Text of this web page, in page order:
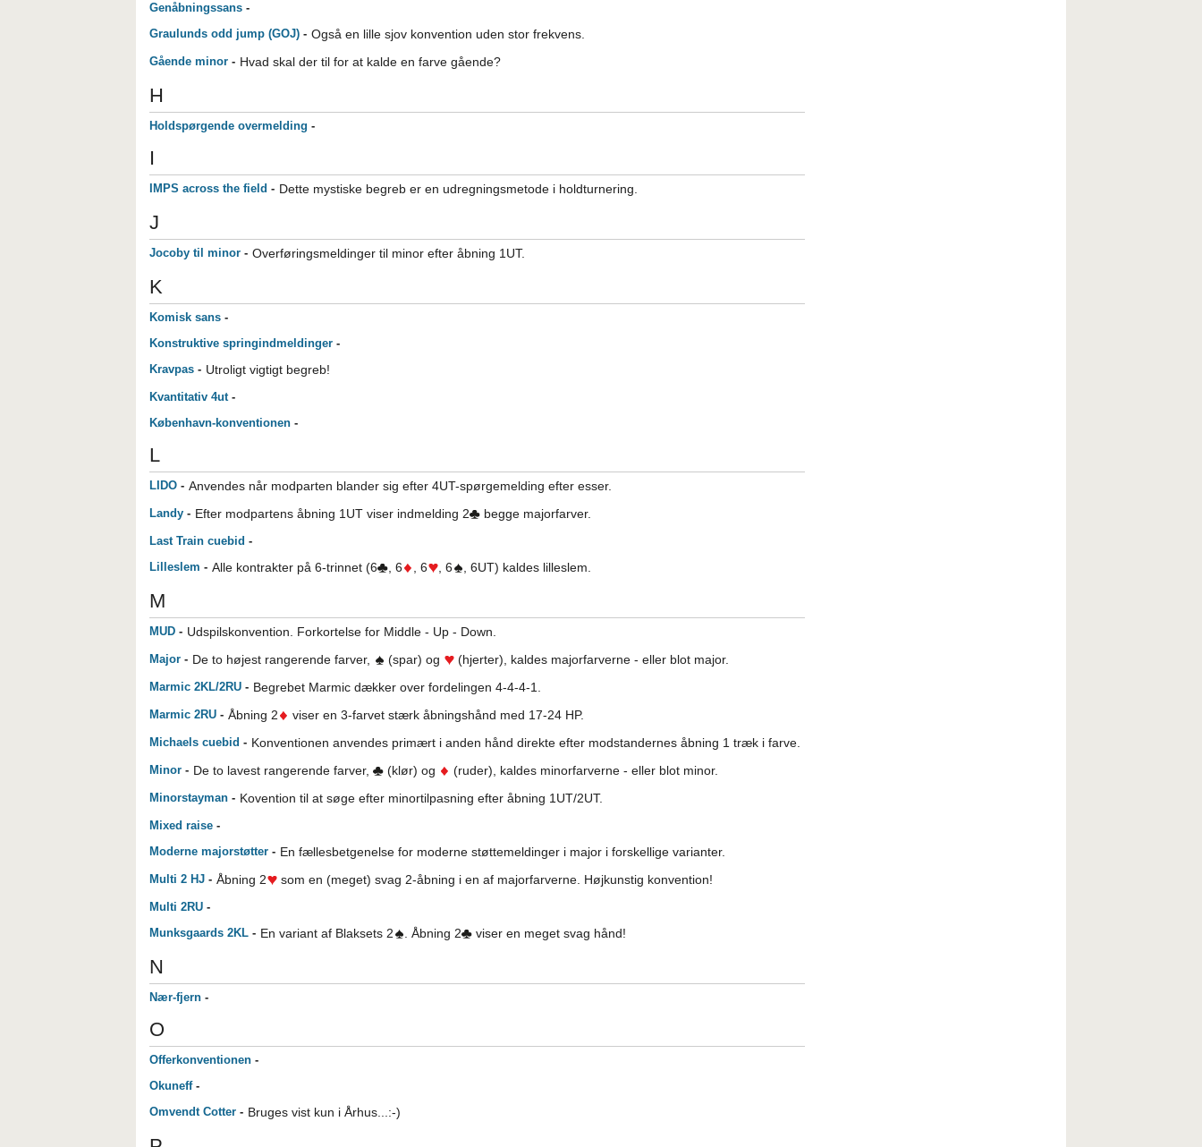
Genåbningssans -
Graulunds odd jump (GOJ) - Også en lille sjov konvention uden stor frekvens.
Gående minor - Hvad skal der til for at kalde en farve gående?
H
Holdspørgende overmelding -
I
IMPS across the field - Dette mystiske begreb er en udregningsmetode i holdturnering.
J
Jocoby til minor - Overføringsmeldinger til minor efter åbning 1UT.
K
Komisk sans -
Konstruktive springindmeldinger -
Kravpas - Utroligt vigtigt begreb!
Kvantitativ 4ut-
København-konventionen -
L
LIDO - Anvendes når modparten blander sig efter 4UT-spørgemelding efter esser.
Landy - Efter modpartens åbning 1UT viser indmelding 2 begge majorfarver.
Last Train cuebid -
Lilleslem - Alle kontrakter på 6-trinnet (6 , 6 , 6 , 6 , 6UT) kaldes lilleslem.
M
MUD - Udspilskonvention. Forkortelse for Middle - Up - Down.
Major - De to højest rangerende farver, (spar) og (hjerter), kaldes majorfarverne - eller blot major.
Marmic 2KL/2RU - Begrebet Marmic dækker over fordelingen 4-4-4-1.
Marmic 2RU - Åbning 2 viser en 3-farvet stærk åbningshånd med 17-24 HP.
Michaels cuebid - Konventionen anvendes primært i anden hånd direkte efter modstandernes åbning 1 træk i farve.
Minor - De to lavest rangerende farver, (klør) og (ruder), kaldes minorfarverne - eller blot minor.
Minorstayman - Kovention til at søge efter minortilpasning efter åbning 1UT/2UT.
Mixed raise -
Moderne majorstøtter - En fællesbetgenelse for moderne støttemeldinger i major i forskellige varianter.
Multi 2 HJ - Åbning 2 som en (meget) svag 2-åbning i en af majorfarverne. Højkunstig konvention!
Multi 2RU -
Munksgaards 2KL - En variant af Blaksets 2 . Åbning 2 viser en meget svag hånd!
N
Nær-fjern -
O
Offerkonventionen -
Okuneff-
Omvendt Cotter - Bruges vist kun i Århus...:-)